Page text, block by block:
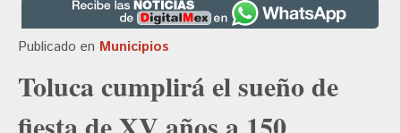
Publicado en Municipios
Toluca cumplirá el sueño de